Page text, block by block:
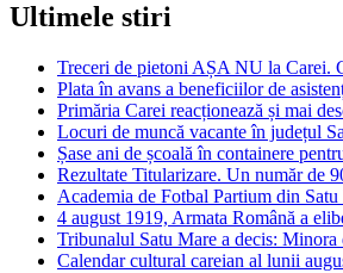
Ultimele stiri
Treceri de pietoni AȘA NU la Carei.
Plata în avans a beneficiilor de
Primăria Carei reacționează și mai
Locuri de muncă vacante în județul
Șase ani de școală în containere
Rezultate Titularizare. Un număr de
Academia de Fotbal Partium din
4 august 1919, Armata Română a
Tribunalul Satu Mare a decis: Minora
Calendar cultural careian al lunii